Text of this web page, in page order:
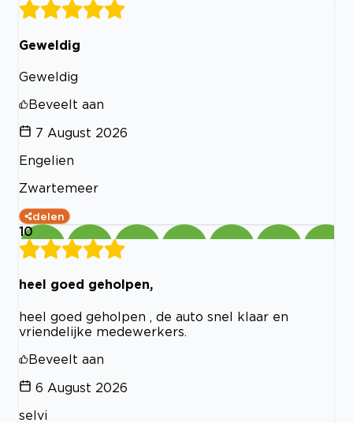
Geweldig
Geweldig
Beveelt aan
7 August 2026
Engelien
Zwartemeer
delen
10
heel goed geholpen,
heel goed geholpen , de auto snel klaar en
vriendelijke medewerkers.
Beveelt aan
6 August 2026
selvi